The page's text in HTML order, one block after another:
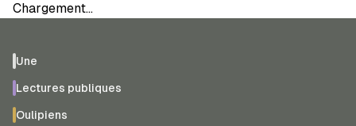
Chargement…
Une
Lectures publiques
Oulipiens